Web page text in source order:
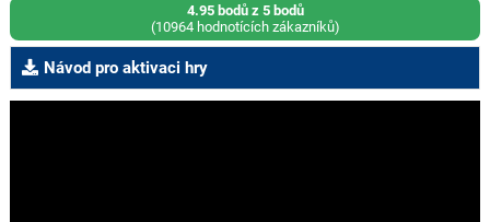
4.95 bodů z 5 bodů
(10964 hodnotících zákazníků)
Návod pro aktivaci hry